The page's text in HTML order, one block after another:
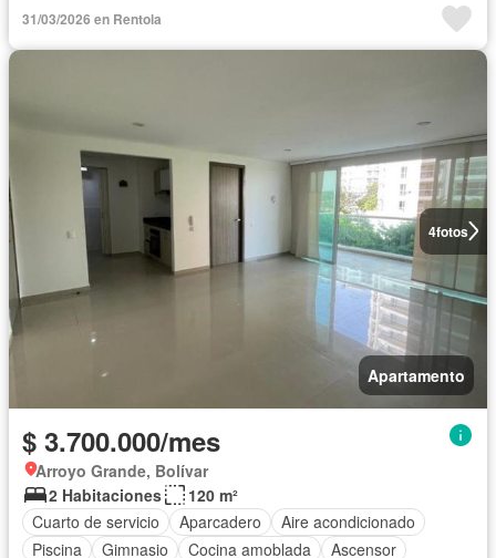
31/03/2026 en Rentola
4fotos
Apartamento
$ 3.700.000/mes
Arroyo Grande, Bolívar
2 Habitaciones
120 m²
Cuarto de servicio
Aparcadero
Aire acondicionado
Piscina
Gimnasio Cocina amoblada Ascensor